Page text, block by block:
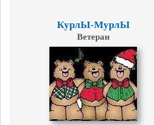
КурлЫ-МурлЫ
Ветеран